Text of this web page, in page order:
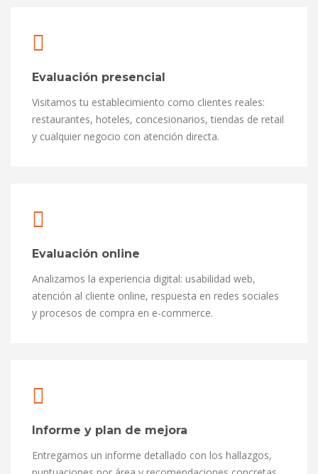
Evaluación presencial
Visitamos tu establecimiento como clientes reales:
restaurantes, hoteles, concesionarios, tiendas de retail
y cualquier negocio con atención directa.
Evaluación online
Analizamos la experiencia digital: usabilidad web,
atención al cliente online, respuesta en redes sociales
y procesos de compra en e-commerce.
Informe y plan de mejora
Entregamos un informe detallado con los hallazgos,